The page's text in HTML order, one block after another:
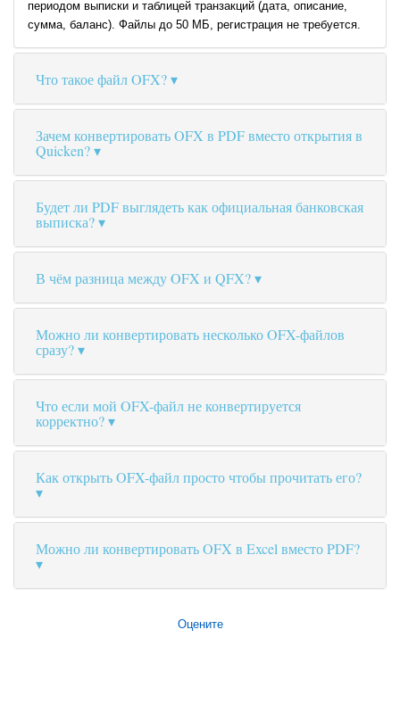
периодом выписки и таблицей транзакций (дата, описание,
сумма, баланс). Файлы до 50 МБ, регистрация не требуется.
Что такое файл OFX?
Зачем конвертировать OFX в PDF вместо открытия в
Quicken?
Будет ли PDF выглядеть как официальная банковская
выписка?
В чём разница между OFX и QFX?
Можно ли конвертировать несколько OFX-файлов
сразу?
Что если мой OFX-файл не конвертируется
корректно?
Как открыть OFX-файл просто чтобы прочитать его?
Можно ли конвертировать OFX в Excel вместо PDF?
Оцените